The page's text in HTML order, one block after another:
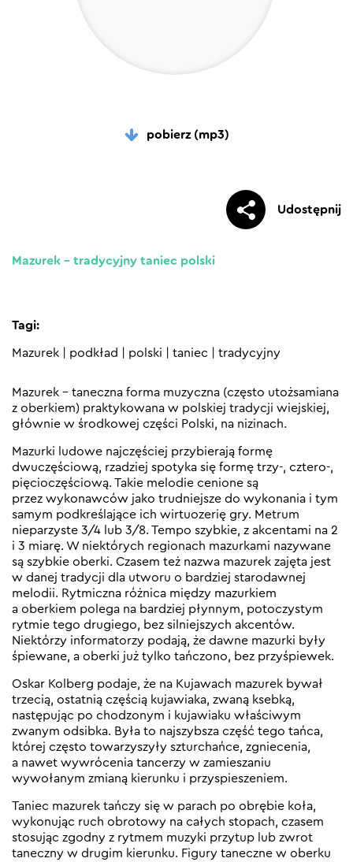
pobierz (mp3)
Udostępnij
Mazurek – tradycyjny taniec polski
Tagi:
Mazurek podkład polski taniec tradycyjny
Mazurek – taneczna forma muzyczna (często utożsamiana
z oberkiem) praktykowana w polskiej tradycji wiejskiej,
głównie w środkowej części Polski, na nizinach.
Mazurki ludowe najczęściej przybierają formę
dwuczęściową, rzadziej spotyka się formę trzy-, cztero-,
pięcioczęściową. Takie melodie cenione są
przez wykonawców jako trudniejsze do wykonania i tym
samym podkreślające ich wirtuozerię gry. Metrum
nieparzyste 3/4 lub 3/8. Tempo szybkie, z akcentami na 2
i 3 miarę. W niektórych regionach mazurkami nazywane
są szybkie oberki. Czasem też nazwa mazurek zajęta jest
w danej tradycji dla utworu o bardziej starodawnej
melodii. Rytmiczna różnica między mazurkiem
a oberkiem polega na bardziej płynnym, potoczystym
rytmie tego drugiego, bez silniejszych akcentów.
Niektórzy informatorzy podają, że dawne mazurki były
śpiewane, a oberki już tylko tańczono, bez przyśpiewek.
Oskar Kolberg podaje, że na Kujawach mazurek bywał
trzecią, ostatnią częścią kujawiaka, zwaną ksebką,
następując po chodzonym i kujawiaku właściwym
zwanym odsibka. Była to najszybsza część tego tańca,
której często towarzyszyły szturchańce, zgniecenia,
a nawet wywrócenia tancerzy w zamieszaniu
wywołanym zmianą kierunku i przyspieszeniem.
Taniec mazurek tańczy się w parach po obrębie koła,
wykonując ruch obrotowy na całych stopach, czasem
stosując zgodny z rytmem muzyki przytup lub zwrot
taneczny w drugim kierunku. Figury taneczne w oberku